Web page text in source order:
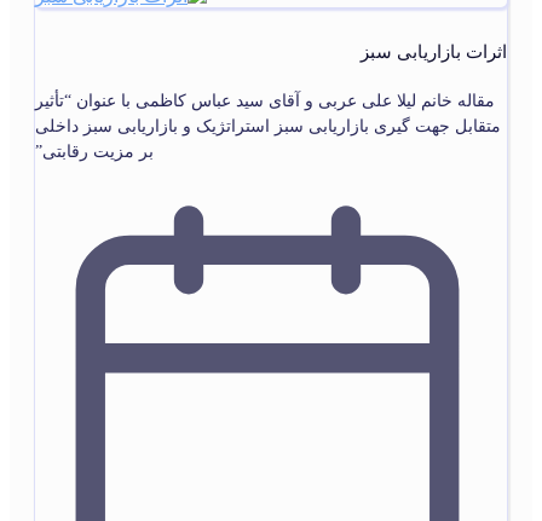
اثرات بازاریابی سبز
مقاله خانم لیلا علی عربی و آقای سید عباس کاظمی با عنوان “تأثیر
متقابل جهت گیری بازاریابی سبز استراتژیک و بازاریابی سبز داخلی
بر مزیت رقابتی”